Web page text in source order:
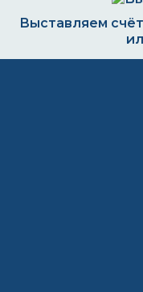
Выставляем
Формируем
Можно ли